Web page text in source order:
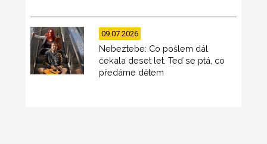
09.07.2026
Nebeztebe: Co pošlem dál
čekala deset let. Teď se ptá, co
předáme dětem